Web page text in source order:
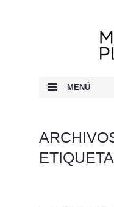
Marina
MENÚ